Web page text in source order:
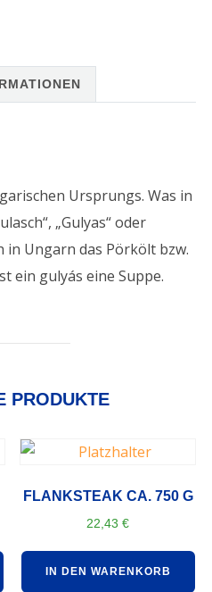
Ursprungs. Was in
„Gulyas“ oder
in Ungarn das Pörkölt bzw.
ein gulyás eine Suppe.
PRODUKTE
FLANKSTEAK CA. 750 G
22,43€
IN DEN WARENKORB